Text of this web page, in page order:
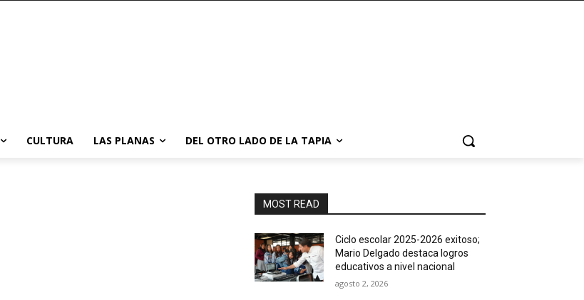
CULTURA LAS PLANAS DEL OTRO LADO DE LA TAPIA
MOST READ
Ciclo escolar 2025-2026 exitoso;
Mario Delgado destaca logros
educativos a nivel nacional
agosto 2, 2026